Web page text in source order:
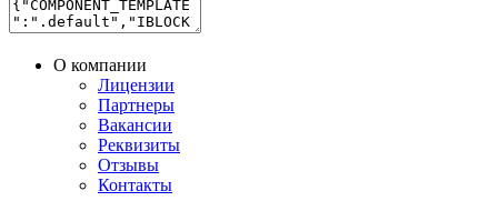
О компании
Лицензии
Партнеры
Вакансии
Реквизиты
Отзывы
Контакты